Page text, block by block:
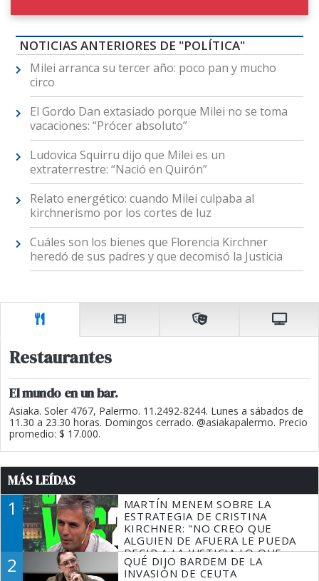
NOTICIAS ANTERIORES DE "POLÍTICA"
Milei arranca su tercer año: poco pan y mucho
circo
El Gordo Dan extasiado porque Milei no se toma
vacaciones: “Prócer absoluto”
Ludovica Squirru dijo que Milei es un
extraterrestre: “Nació en Quirón”
Relato energético: cuando Milei culpaba al
kirchnerismo por los cortes de luz
Cuáles son los bienes que Florencia Kirchner
heredó de sus padres y que decomisó la Justicia
Restaurantes
El mundo en un bar.
Asiaka. Soler 4767, Palermo. 11.2492-8244. Lunes a sábados de
11.30 a 23.30 horas. Domingos cerrado. @asiakapalermo. Precio
promedio: $ 17.000.
MÁS LEÍDAS
1
MARTÍN MENEM SOBRE LA
ESTRATEGIA DE CRISTINA
KIRCHNER: "NO CREO QUE
ALGUIEN DE AFUERA LE PUEDA
DECIR A LA JUSTICIA LO QUE
TIENE QUE HACER"
2
QUÉ DIJO BARDEM DE LA
INVASIÓN DE CEUTA